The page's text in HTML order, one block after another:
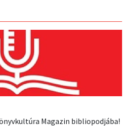
Magazin bibliopodjába!